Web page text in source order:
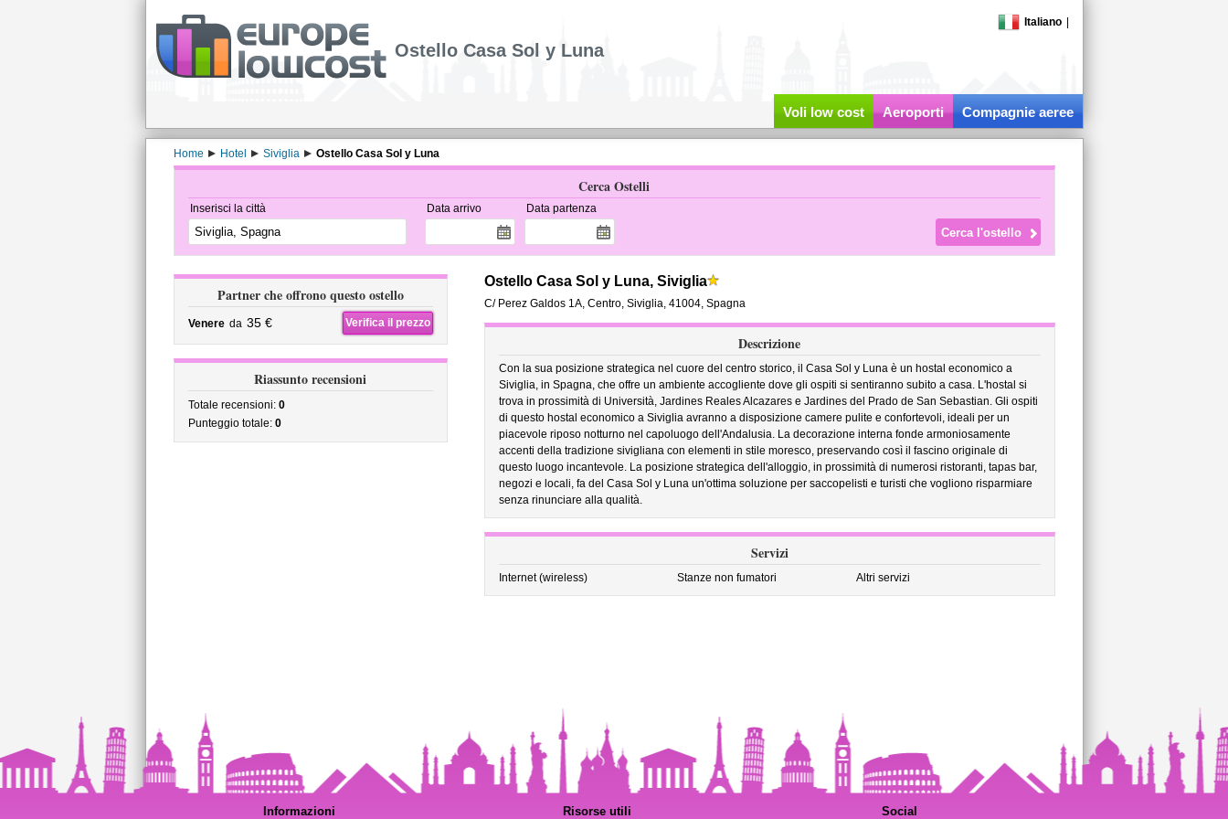
Italiano
Ostello Casa Sol y Luna
Voli low cost Aeroporti Compagnie aeree
Home Hotel Siviglia Ostello Casa Sol y Luna
Cerca Ostelli
Inserisci la città Data arrivo Data partenza
Partner che offrono questo ostello
Venere da 35 € Verifica il prezzo
Riassunto recensioni
Totale recensioni: 0
Punteggio totale: 0
Ostello Casa Sol y Luna, Siviglia
C/ Perez Galdos 1A, Centro, Siviglia, 41004, Spagna
Descrizione
Con la sua posizione strategica nel cuore del centro storico, il Casa Sol y Luna è un hostal economico a
Siviglia, in Spagna, che offre un ambiente accogliente dove gli ospiti si sentiranno subito a casa. L'hostal si
trova in prossimità di Università, Jardines Reales Alcazares e Jardines del Prado de San Sebastian. Gli ospiti
di questo hostal economico a Siviglia avranno a disposizione camere pulite e confortevoli, ideali per un
piacevole riposo notturno nel capoluogo dell'Andalusia. La decorazione interna fonde armoniosamente
accenti della tradizione sivigliana con elementi in stile moresco, preservando così il fascino originale di
questo luogo incantevole. La posizione strategica dell'alloggio, in prossimità di numerosi ristoranti, tapas bar,
negozi e locali, fa del Casa Sol y Luna un'ottima soluzione per saccopelisti e turisti che vogliono risparmiare
senza rinunciare alla qualità.
Servizi
Internet (wireless) Stanze non fumatori Altri servizi
Informazioni Risorse utili Social